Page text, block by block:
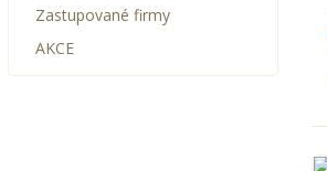
Zastupované firmy
AKCE